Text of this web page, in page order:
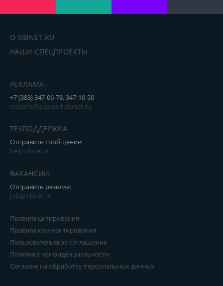
О SIBNET.RU
НАШИ СПЕЦПРОЕКТЫ
РЕКЛАМА
+7 (383) 347-06-78, 347-10-50
reclame@support.sibnet.ru
ТЕХПОДДЕРЖКА
Отправить сообщение:
help.sibnet.ru
ВАКАНСИИ
Отправить резюме:
job@sibnet.ru
Правила цитирования
Правила комментирования
Пользовательское соглашение
Политика конфиденциальности
Согласие на обработку персональных данных